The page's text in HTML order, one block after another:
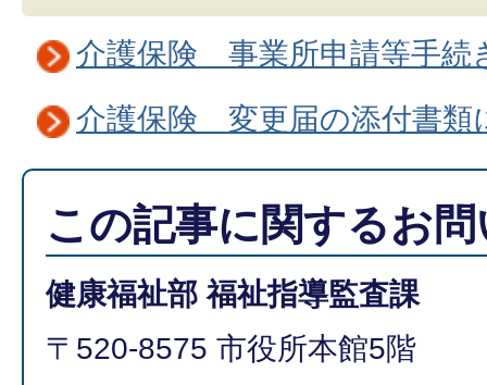
介護保険 事業所申請等手続
介護保険 変更届の添付書類
この記事に関するお
健康福祉部 福祉指導監査課
〒520-8575 市役所本館5階